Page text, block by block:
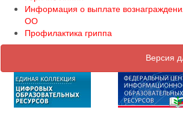
Информация о выплате
ОО
Профилактика гриппа
Версия